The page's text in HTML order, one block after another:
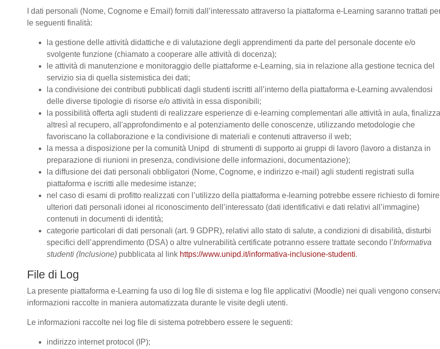
I dati personali (Nome, Cognome e Email) forniti dall’interessato attraverso la piattaforma e-Learning saranno trattati
le seguenti finalità:
la gestione delle attività didattiche e di valutazione degli apprendimenti da parte del personale docente e/o
svolgente funzione (chiamato a cooperare alle attività di docenza);
le attività di manutenzione e monitoraggio delle piattaforme e-Learning, sia in relazione alla gestione tecnica del
servizio sia di quella sistemistica dei dati;
la condivisione dei contributi pubblicati dagli studenti iscritti all’interno della piattaforma e-Learning avvalendosi
delle diverse tipologie di risorse e/o attività in essa disponibili;
la possibilità offerta agli studenti di realizzare esperienze di e-learning complementari alle attività in aula,
altresì al recupero, all'approfondimento e al potenziamento delle conoscenze, utilizzando metodologie che
favoriscano la collaborazione e la condivisione di materiali e contenuti attraverso il web;
la messa a disposizione per la comunità Unipd di strumenti di supporto ai gruppi di lavoro (lavoro a distanza in
preparazione di riunioni in presenza, condivisione delle informazioni, documentazione);
la diffusione dei dati personali obbligatori (Nome, Cognome, e indirizzo e-mail) agli studenti registrati sulla
piattaforma e iscritti alle medesime istanze;
nel caso di esami di profitto realizzati con l’utilizzo della piattaforma e-learning potrebbe essere richiesto di fornire
ulteriori dati personali idonei al riconoscimento dell’interessato (dati identificativi e dati relativi all’immagine)
contenuti in documenti di identità;
categorie particolari di dati personali (art. 9 GDPR), relativi allo stato di salute, a condizioni di disabilità, disturbi
specifici dell’apprendimento (DSA) o altre vulnerabilità certificate potranno essere trattate secondo l’Informativa
studenti (Inclusione) pubblicata al link https://www.unipd.it/informativa-inclusione-studenti.
File di Log
La presente piattaforma e-Learning fa uso di log file di sistema e log file applicativi (Moodle) nei quali vengono
informazioni raccolte in maniera automatizzata durante le visite degli utenti.
Le informazioni raccolte nei log file di sistema potrebbero essere le seguenti:
indirizzo internet protocol (IP);